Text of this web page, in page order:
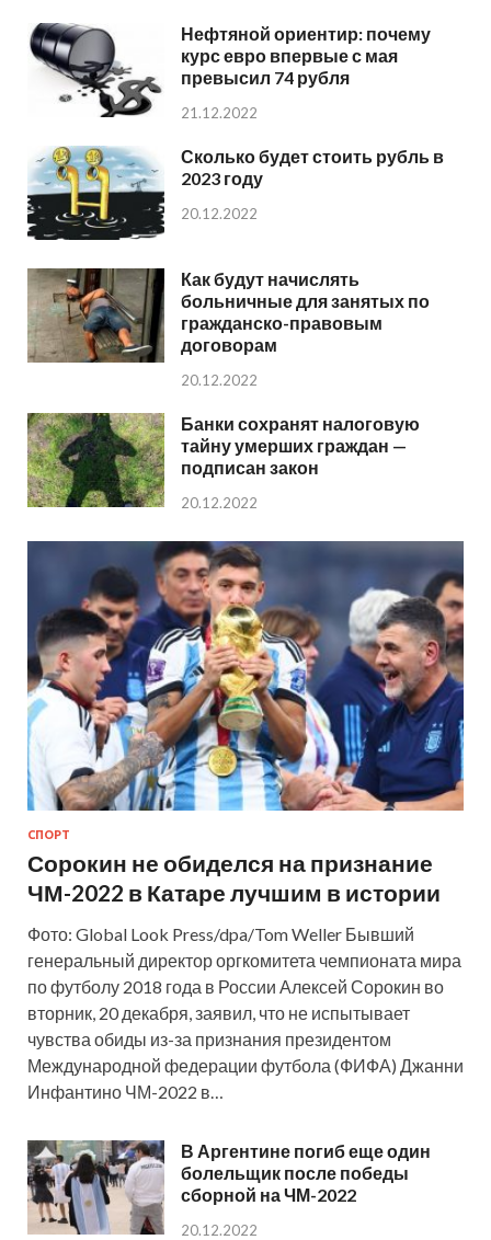
Нефтяной ориентир: почему
курс евро впервые с мая
превысил 74 рубля
21.12.2022
Сколько будет стоить рубль в
2023 году
20.12.2022
Как будут начислять
больничные для занятых по
гражданско-правовым
договорам
20.12.2022
Банки сохранят налоговую
тайну умерших граждан —
подписан закон
20.12.2022
СПОРТ
Сорокин не обиделся на признание
ЧМ-2022 в Катаре лучшим в истории
Фото: Global Look Press/dpa/Tom Weller Бывший
генеральный директор оргкомитета чемпионата мира
по футболу 2018 года в России Алексей Сорокин во
вторник, 20 декабря, заявил, что не испытывает
чувства обиды из-за признания президентом
Международной федерации футбола (ФИФА) Джанни
Инфантино ЧМ-2022 в…
В Аргентине погиб еще один
болельщик после победы
сборной на ЧМ-2022
20.12.2022